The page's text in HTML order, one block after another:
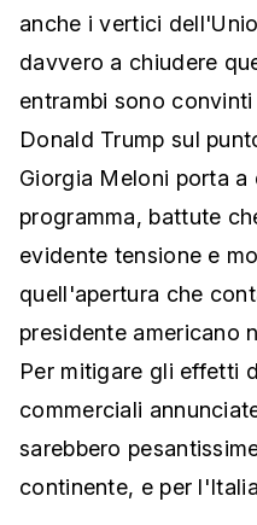
anche i vertici
davvero a chiudere
entrambi sono
Donald Trump sul
Giorgia Meloni porta a
programma, battute
evidente tensione e
quell'apertura che
presidente americano
Per mitigare gli effetti
commerciali
sarebbero
continente, e per